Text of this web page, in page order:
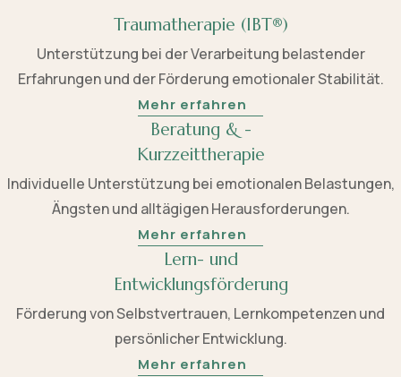
Traumatherapie (IBT®)
Unterstützung bei der Verarbeitung belastender
Erfahrungen und der Förderung emotionaler Stabilität.
Mehr erfahren
Beratung & -
Kurzzeittherapie
Individuelle Unterstützung bei emotionalen Belastungen,
Ängsten und alltägigen Herausforderungen.
Mehr erfahren
Lern- und
Entwicklungsförderung
Förderung von Selbstvertrauen, Lernkompetenzen und
persönlicher Entwicklung.
Mehr erfahren